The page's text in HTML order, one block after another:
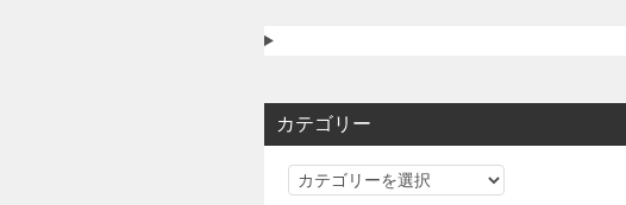
カテゴリー
カ